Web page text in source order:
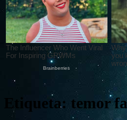
Etiqueta: temor